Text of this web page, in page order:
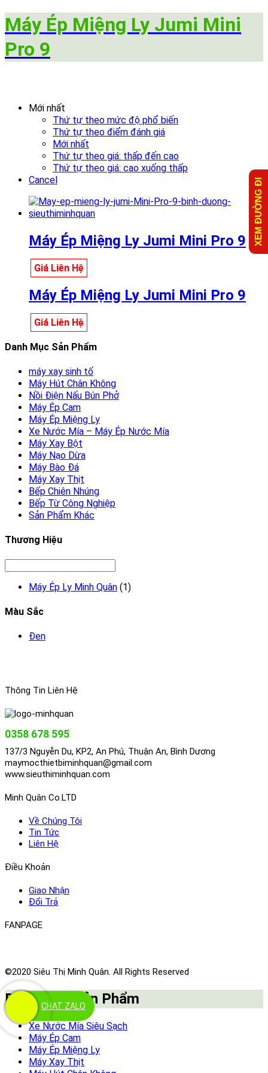
Máy Ép Miệng Ly Jumi Mini
Pro 9
Mới nhất
Thứ tự theo mức độ phổ biến
Thứ tự theo điểm đánh giá
Mới nhất
Thứ tự theo giá: thấp đến cao
Thứ tự theo giá: cao xuống thấp
Cancel
Máy Ép Miệng Ly Jumi Mini Pro 9
Giá Liên Hệ
Máy Ép Miệng Ly Jumi Mini Pro 9
Giá Liên Hệ
Danh Mục Sản Phẩm
máy xay sinh tố
Máy Hút Chân Không
Nồi Điện Nấu Bún Phở
Máy Ép Cam
Máy Ép Miệng Ly
Xe Nước Mía – Máy Ép Nước Mía
Máy Xay Bột
Máy Nạo Dừa
Máy Bào Đá
Máy Xay Thịt
Bếp Chiên Nhúng
Bếp Từ Công Nghiệp
Sản Phẩm Khác
Thương Hiệu
Máy Ép Ly Minh Quân (1)
Màu Sắc
Đen
CHAT ZALO
Thông Tin Liên Hệ
0358 678 595
137/3 Nguyễn Du, KP2, An Phú, Thuận An, Bình Dương
maymocthietbiminhquan@gmail.com
www.sieuthiminhquan.com
Minh Quân Co.LTD
Về Chúng Tôi
Tin Tức
Liên Hệ
Điều Khoản
Giao Nhận
Đổi Trả
FANPAGE
©2020 Siêu Thị Minh Quân. All Rights Reserved
XEM ĐƯỜNG ĐI
Danh Mục Sản Phẩm
Xe Nước Mía Siêu Sạch
Máy Ép Cam
Máy Ép Miệng Ly
Máy Xay Thịt